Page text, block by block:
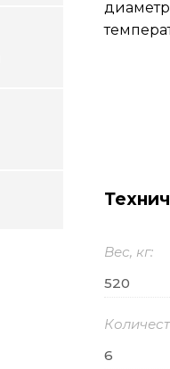
Вес, кг
520
6